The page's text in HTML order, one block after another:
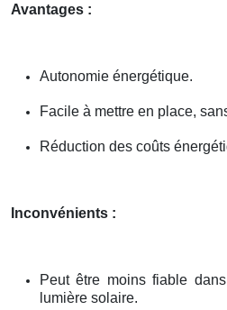
Avantages :
Autonomie énergétique.
Facile à mettre en place,
Réduction des coûts
Inconvénients :
Peut être moins fiable
lumière solaire.